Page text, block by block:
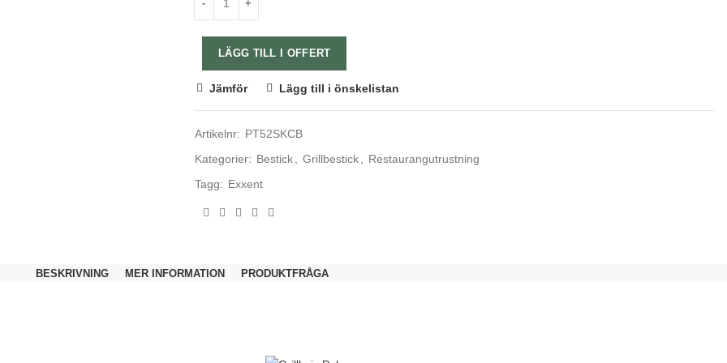
LÄGG TILL I OFFERT
Jämför Lägg till i önskelistan
Artikelnr: PT52SKCB
Kategorier: Bestick Grillbestick
Restaurangutrustning
Tagg: Exxent
BESKRIVNING MER INFORMATION PRODUKTFRÅGA